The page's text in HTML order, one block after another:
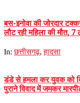
बस-इनोवा की जोरदार
लौट रही महिला की मौत,
In: छत्तीसगढ़,हादसा
डंडे से हमला कर युवक को
पुराने विवाद में जमकर